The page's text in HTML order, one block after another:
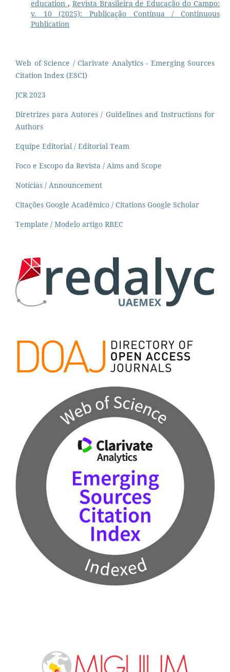
education , Revista Brasileira de Educação do Campo:
v. 10 (2025): Publicação Contínua / Continuous
Publication
Web of Science / Clarivate Analytics - Emerging Sources
Citation Index (ESCI)
JCR 2023
Diretrizes para Autores / Guidelines and Instructions for
Authors
Equipe Editorial / Editorial Team
Foco e Escopo da Revista / Aims and Scope
Notícias / Announcement
Citações Google Acadêmico / Citations Google Scholar
Template / Modelo artigo RBEC